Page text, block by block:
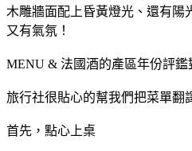
木雕牆面配上昏黃燈光、還有陽
又有氣氛！
MENU & 法國酒的產區年份評鑑
旅行社很貼心的幫我們把菜單翻
首先，點心上桌